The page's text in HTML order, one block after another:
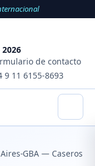
de contacto
9 11 6155-8693
GBA — Caseros